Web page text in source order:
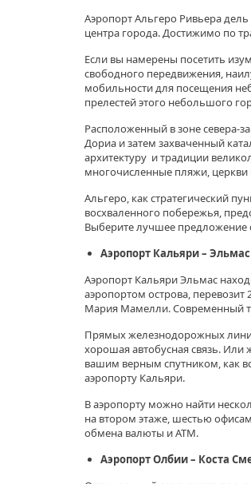
Аэропорт Альгеро Ривьера
центра города. Достижимо по
Если вы намерены посетить
свободного передвижения,
мобильности для посещения
прелестей этого небольшого
Расположенный в зоне севера-
Дориа и затем захваченный
архитектуру и традиции
многочисленные пляжи,
Альгеро, как стратегический
восхваленного побережья,
Выберите лучшее
Аэропорт Кальяри – Эльмас
Аэропорт Кальяри Эльмас
аэропортом острова,
Мария Мамелли. Современный
Прямых железнодорожных
хорошая автобусная связь. Или
вашим верным спутником, как
аэропорту Кальяри.
В аэропорту можно найти
на втором этаже, шестью
обмена валюты и ATM.
Аэропорт Олбии – Коста